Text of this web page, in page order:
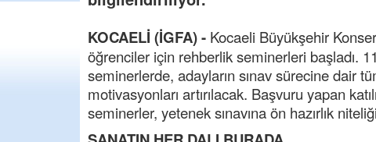
KOCAELİ (İGFA) - Kocaeli Büyükşehir
öğrenciler için rehberlik seminerleri başladı.
seminerlerde, adayların sınav sürecine dair
motivasyonları artırılacak. Başvuru yapan
seminerler, yetenek sınavına ön hazırlık